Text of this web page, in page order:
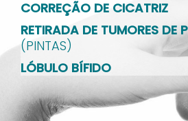
CORREÇÃO DE CICATRIZ
RETIRADA DE TUMORES DE
(PINTAS)
LÓBULO BÍFIDO